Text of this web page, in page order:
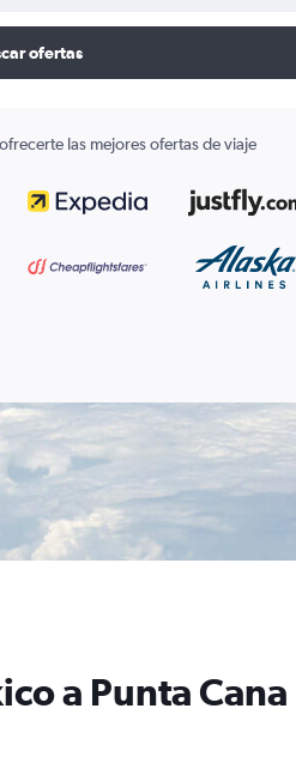
ofertas
las mejores ofertas de viaje
a Punta Cana